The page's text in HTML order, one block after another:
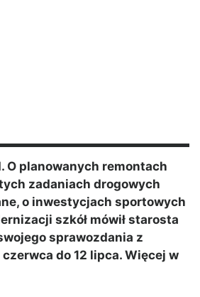
O planowanych remontach
zadaniach drogowych
o inwestycjach sportowych
szkół mówił starosta
sprawozdania z
czerwca do 12 lipca. Więcej w